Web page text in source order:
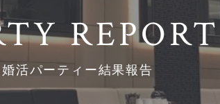
REPORT
婚活パーティー結果報告